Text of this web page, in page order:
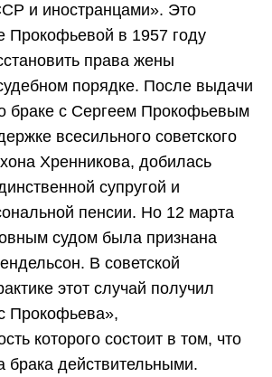
и иностранцами». Это
Прокофьевой в 1957 году
права жены
порядке. После выдачи
браке с Сергеем Прокофьевым
всесильного советского
Хренникова, добилась
супругой и
пенсии. Но 12 марта
судом была признана
В советской
этот случай получил
Прокофьева»,
которого состоит в том, что
брака действительными.